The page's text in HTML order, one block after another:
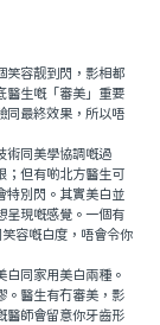
容靓到閃，影相都
醫生嘅「審美」重要
同最終效果，所以唔
同美學協調嘅過
；但有啲北方醫生可
特別閃。其實美白並
呈現嘅感覺。一個有
容嘅白度，唔會令你
同家用美白兩種。
。醫生有冇審美，影
醫師會留意你牙齒形